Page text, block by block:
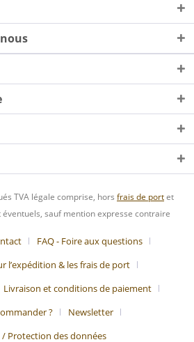
TVA légale comprise, hors frais de portet
sauf mention expresse contraire
FAQ - Foire aux questions
l’expédition & les frais de port
Livraison et conditions de paiement
?
Newsletter
/ Protection des données